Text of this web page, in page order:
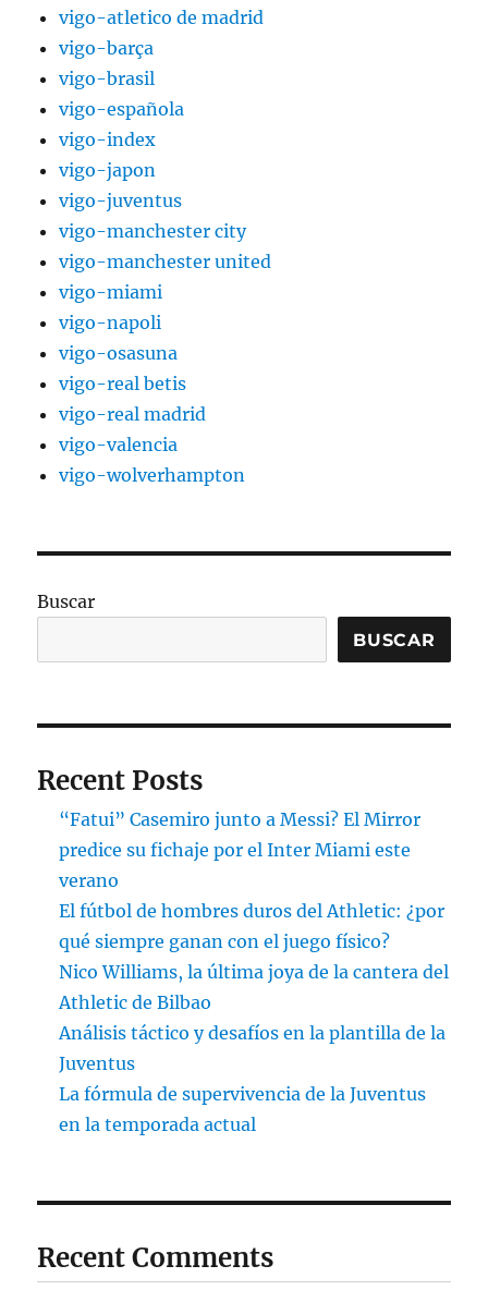
vigo-atletico de madrid
vigo-barça
vigo-brasil
vigo-española
vigo-index
vigo-japon
vigo-juventus
vigo-manchester city
vigo-manchester united
vigo-miami
vigo-napoli
vigo-osasuna
vigo-real betis
vigo-real madrid
vigo-valencia
vigo-wolverhampton
Buscar
BUSCAR
Recent Posts
“Fatui” Casemiro junto a Messi? El Mirror
predice su fichaje por el Inter Miami este
verano
El fútbol de hombres duros del Athletic: ¿por
qué siempre ganan con el juego físico?
Nico Williams, la última joya de la cantera del
Athletic de Bilbao
Análisis táctico y desafíos en la plantilla de la
Juventus
La fórmula de supervivencia de la Juventus
en la temporada actual
Recent Comments